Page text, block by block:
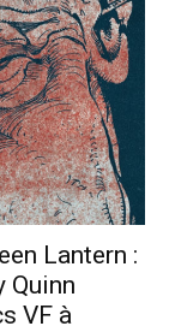
Lantern :
Quinn
VF à